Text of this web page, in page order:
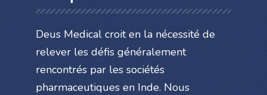
Deus Medical croit en la nécessité de
relever les défis généralement
rencontrés par les sociétés
pharmaceutiques en Inde. Nous